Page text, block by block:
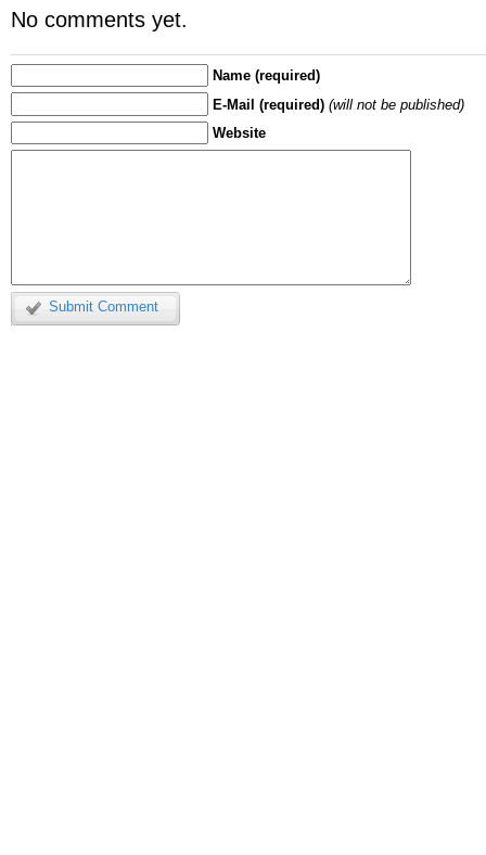
No comments yet.
Name (required)
E-Mail (required) (will not be published)
Website
Submit Comment